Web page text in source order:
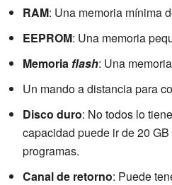
RAM: Una memoria mínima
EEPROM: Una memoria
Memoria flash: Una
Un mando a distancia para
Disco duro: No todos lo
capacidad puede ir de 20
programas.
Canal de retorno: Puede